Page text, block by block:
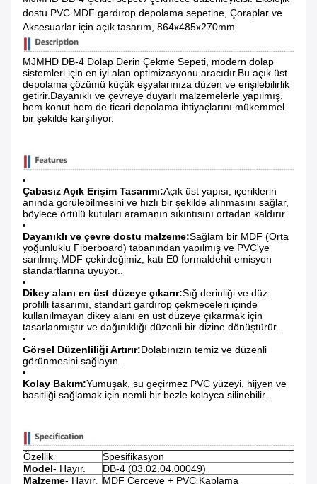
dostu PVC MDF gardırop depolama sepetine, Çoraplar ve
Aksesuarlar için açık tasarım, 864x485x270mm
MJMHD DB-4 Dolap Derin Çekme Sepeti, modern dolap
sistemleri için en iyi alan optimizasyonu aracıdır.Bu açık üst
depolama çözümü küçük eşyalarınıza düzen ve erişilebilirlik
getirir.Dayanıklı ve çevreye duyarlı malzemelerle yapılmış,
hem konut hem de ticari depolama ihtiyaçlarını mükemmel
bir şekilde karşılıyor.
Çabasız Açık Erişim Tasarımı:Açık üst yapısı, içeriklerin
anında görülebilmesini ve hızlı bir şekilde alınmasını sağlar,
böylece örtülü kutuları aramanın sıkıntısını ortadan kaldırır.
Dayanıklı ve çevre dostu malzeme:Sağlam bir MDF (Orta
yoğunluklu Fiberboard) tabanından yapılmış ve PVC'ye
sarılmış.MDF çekirdeğimiz, katı E0 formaldehit emisyon
standartlarına uyuyor..
Dikey alanı en üst düzeye çıkarır:Sığ derinliği ve düz
profilli tasarımı, standart gardırop çekmeceleri içinde
kullanılmayan dikey alanı en üst düzeye çıkarmak için
tasarlanmıştır ve dağınıklığı düzenli bir dizine dönüştürür.
Görsel Düzenliliği Artırır:Dolabınızın temiz ve düzenli
görünmesini sağlayın.
Kolay Bakım:Yumuşak, su geçirmez PVC yüzeyi, hijyen ve
basitliği sağlamak için nemli bir bezle kolayca silinebilir.
Özellik
Spesifikasyon
Model- Hayır.
DB-4 (03.02.04.00049)
Malzeme- Hayır. MDF Çerçeve + PVC Kaplama